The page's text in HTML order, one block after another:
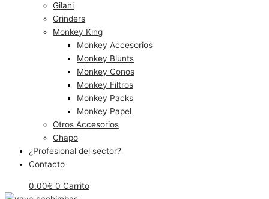
Gilani
Grinders
Monkey King
Monkey Accesorios
Monkey Blunts
Monkey Conos
Monkey Filtros
Monkey Packs
Monkey Papel
Otros Accesorios
Chapo
¿Profesional del sector?
Contacto
0.00€ 0 Carrito